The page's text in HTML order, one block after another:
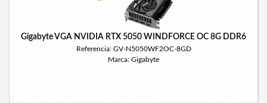
Gigabyte VGA NVIDIA RTX 5050 WINDFORCE OC 8G DDR6
Referencia: GV-N5050WF2OC-8GD
Marca: Gigabyte